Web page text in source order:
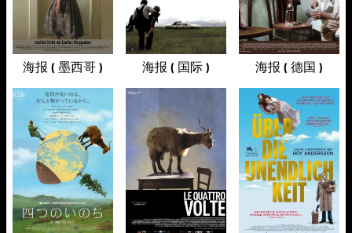
海报 ( 墨西哥 ) 海报 ( 国际 ) 海报 ( 德国 )